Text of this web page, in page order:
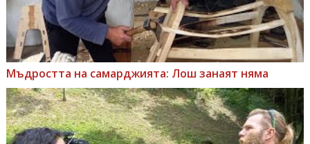
Мъдростта на самарджията: Лош занаят няма